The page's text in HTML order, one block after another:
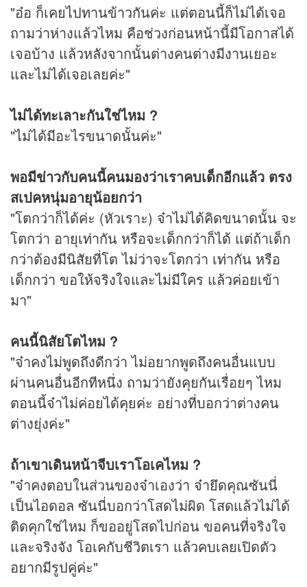
"อ๋อ ก็เคยไปทานข้าวกันค่ะ แต่ตอนนี้ก็ไม่ได้เจอ
ถามว่าห่างแล้วไหม คือช่วงก่อนหน้านี้มีโอกาสได้
เจอบ้าง แล้วหลังจากนั้นต่างคนต่างมีงานเยอะ
และไม่ได้เจอเลยค่ะ"
ไม่ได้ทะเลาะกันใช่ไหม ?
"ไม่ได้มีอะไรขนาดนั้นค่ะ"
พอมีข่าวกับคนนี้คนมองว่าเราคบเด็กอีกแล้ว ตรง
สเปคหนุ่มอายุน้อยกว่า
"โตกว่าก็ได้ค่ะ (หัวเราะ) จ๋าไม่ได้คิดขนาดนั้น จะ
โตกว่า อายุเท่ากัน หรือจะเด็กกว่าก็ได้ แต่ถ้าเด็ก
กว่าต้องมีนิสัยที่โต ไม่ว่าจะโตกว่า เท่ากัน หรือ
เด็กกว่า ขอให้จริงใจและไม่มีใคร แล้วค่อยเข้า
มา"
คนนี้นิสัยโตไหม ?
"จ๋าคงไม่พูดถึงดีกว่า ไม่อยากพูดถึงคนอื่นแบบ
ผ่านคนอื่นอีกทีหนึ่ง ถามว่ายังคุยกันเรื่อยๆ ไหม
ตอนนี้จ๋าไม่ค่อยได้คุยค่ะ อย่างที่บอกว่าต่างคน
ต่างยุ่งค่ะ"
ถ้าเขาเดินหน้าจีบเราโอเคไหม ?
"จ๋าคงตอบในส่วนของจ๋าเองว่า จ๋ายึดคุณซันนี่
เป็นไอดอล ซันนี่บอกว่าโสดไม่ผิด โสดแล้วไม่ได้
ติดคุกใช่ไหม ก็ขออยู่โสดไปก่อน ขอคนที่จริงใจ
และจริงจัง โอเคกับชีวิตเรา แล้วคบเลยเปิดตัว
อยากมีรูปคู่ค่ะ"